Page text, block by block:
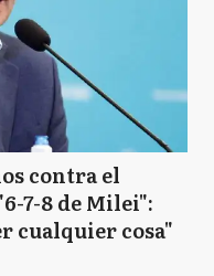
contra el
7-8 de Milei":
cualquier cosa"